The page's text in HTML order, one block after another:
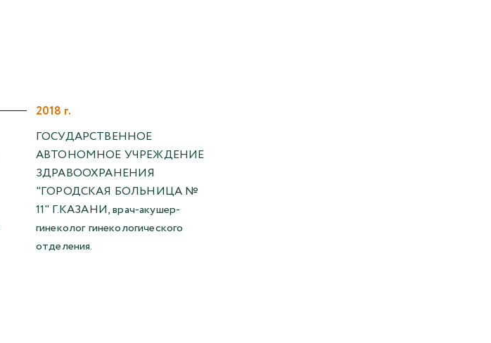
2018 г.
ГОСУДАРСТВЕННОЕ
АВТОНОМНОЕ УЧРЕЖДЕНИЕ
ЗДРАВООХРАНЕНИЯ
"ГОРОДСКАЯ БОЛЬНИЦА №
11" Г.КАЗАНИ, врач-акушер-
гинеколог гинекологического
отделения.